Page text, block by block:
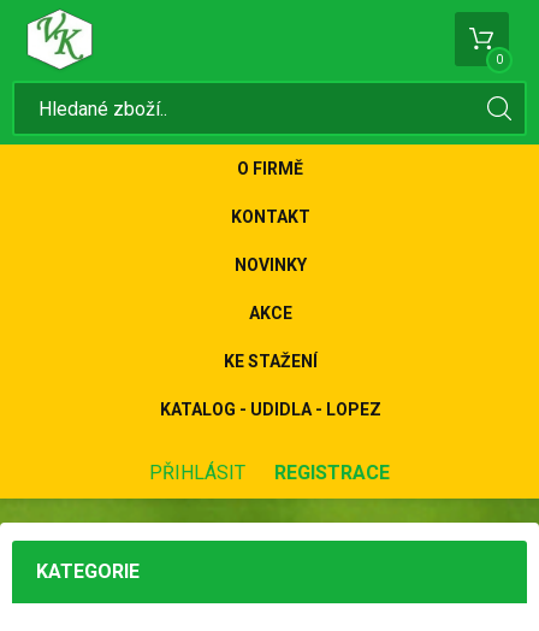
0
O FIRMĚ
KONTAKT
NOVINKY
AKCE
KE STAŽENÍ
KATALOG - UDIDLA - LOPEZ
PŘIHLÁSIT REGISTRACE
KATEGORIE